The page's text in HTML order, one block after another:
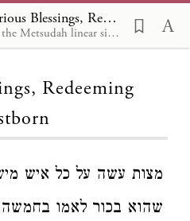
Siddur Sefard, Various Blessings, Redeeming Firstborn
Translation based on the Metsudah linear siddur, by Avrohom Davis, 1981
Redeeming
מצות עשה על כל איש
שהוא בכור לאמו בחמשה